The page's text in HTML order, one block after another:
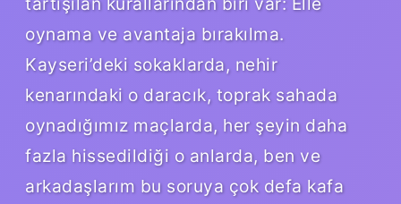
oynama ve avantaja bırakılma.
Kayseri’deki sokaklarda, nehir
kenarındaki o daracık, toprak sahada
oynadığımız maçlarda, her şeyin daha
fazla hissedildiği o anlarda, ben ve
arkadaşlarım bu soruya çok defa kafa